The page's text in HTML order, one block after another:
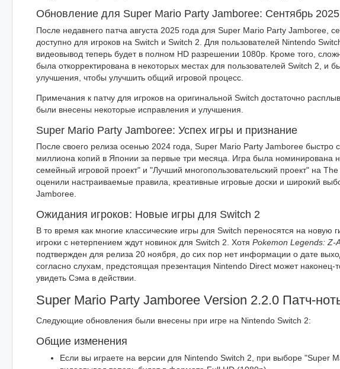
Обновление для Super Mario Party Jamboree: Сентябрь 2025
После недавнего патча августа 2025 года для Super Mario Party Jamboree,
доступно для игроков на Switch и Switch 2. Для пользователей Nintendo
видеовывод теперь будет в полном HD разрешении 1080p. Кроме того,
была откорректирована в некоторых местах для пользователей Switch 2, и
улучшения, чтобы улучшить общий игровой процесс.
Примечания к патчу для игроков на оригинальной Switch достаточно
были внесены некоторые исправления и улучшения.
Super Mario Party Jamboree: Успех игры и признание
После своего релиза осенью 2024 года, Super Mario Party Jamboree быстро
миллиона копий в Японии за первые три месяца. Игра была номинирована
семейный игровой проект" и "Лучший многопользовательский проект" на
оценили настраиваемые правила, креативные игровые доски и широкий
Jamboree.
Ожидания игроков: Новые игры для Switch 2
В то время как многие классические игры для Switch переносятся на новую
игроки с нетерпением ждут новинок для Switch 2. Хотя Pokemon Legends: Z-
подтвержден для релиза 20 ноября, до сих пор нет информации о дате
согласно слухам, предстоящая презентация Nintendo Direct может наконец-
увидеть Сэма в действии.
Super Mario Party Jamboree Version 2.2.0 Патч-
Следующие обновления были внесены при игре на Nintendo Switch 2:
Общие изменения
Если вы играете на версии для Nintendo Switch 2, при выборе "Super